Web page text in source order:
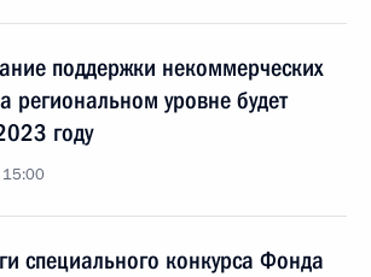
поддержки некоммерческих
региональном уровне будет
году
15:00
специального конкурса Фонда